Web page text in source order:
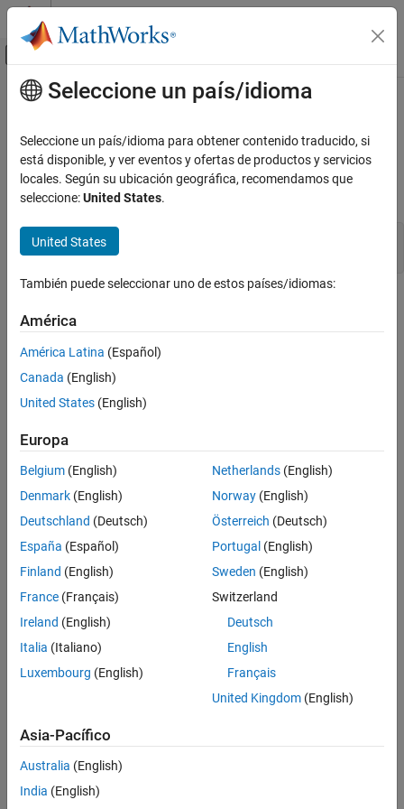
Saltar al contenido
Mostrar/ocultar menú de navegación
Inicio de Documentación
External Language Interfaces
C with MATLAB
C Matrix API
mxGetChars (C)
ON THIS PAGE
C Syntax
Returns
Description
Contenido principal
mxGetChars (C)
Pointer to character array data
C Syntax
#include "matrix.h"
mxChar *mxGetChars(const mxArray *array_ptr);
array_ptr
Pointer to an mxArray
Returns
specified array is not a character array.
Description
CallmxGetCharsto access the first character in themxArray
array_ptr
access any other element in the
mxArray
See Also
mxGetString
Version History
How useful was this information?
Seleccione un país/idioma
Seleccione un país/idioma para obtener contenido traducido, si
está disponible, y ver eventos y ofertas de productos y servicios
locales. Según su ubicación geográfica, recomendamos que
seleccione:United States.
United States
También puede seleccionar uno de estos países/idiomas:
América
América Latina (Español)
Canada (English)
United States (English)
Europa
Belgium (English)
Denmark (English)
Deutschland (Deutsch)
España (Español)
Finland (English)
France (Français)
Ireland (English)
Italia (Italiano)
Luxembourg (English)
Netherlands(English)
Norway(English)
Österreich (Deutsch)
Portugal (English)
Sweden (English)
Switzerland
Deutsch
English
Français
United Kingdom(English)
Asia-Pacífico
Australia (English)
India (English)